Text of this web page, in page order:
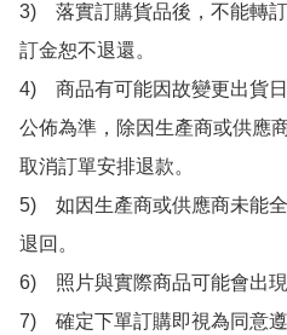
3)　落實訂購貨品後，不能轉
訂金恕不退還。
4)　商品有可能因故變更出貨
公佈為準，除因生產商或供應
取消訂單安排退款。
5)　如因生產商或供應商未能
退回。
6)　照片與實際商品可能會出
7)　確定下單訂購即視為同意